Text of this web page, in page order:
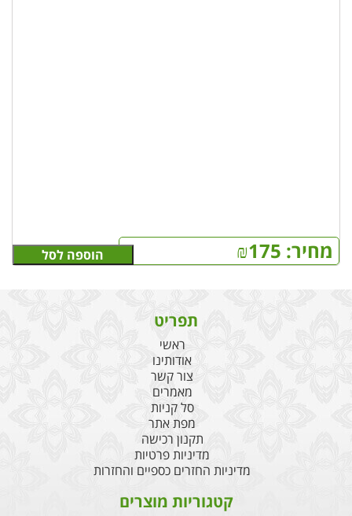
מחיר: ₪175 הוספה לסל
תפריט
ראשי
אודותינו
צור קשר
מאמרים
סל קניות
מפת אתר
תקנון רכישה
מדיניות פרטיות
מדיניות החזרים כספיים והחזרות
קטגוריות מוצרים